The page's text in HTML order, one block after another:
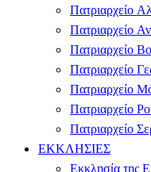
Πατριαρχείο
Πατριαρχείο
Πατριαρχείο
Πατριαρχείο
Πατριαρχείο
Πατριαρχείο
Πατριαρχείο
ΕΚΚΛΗΣΙΕΣ